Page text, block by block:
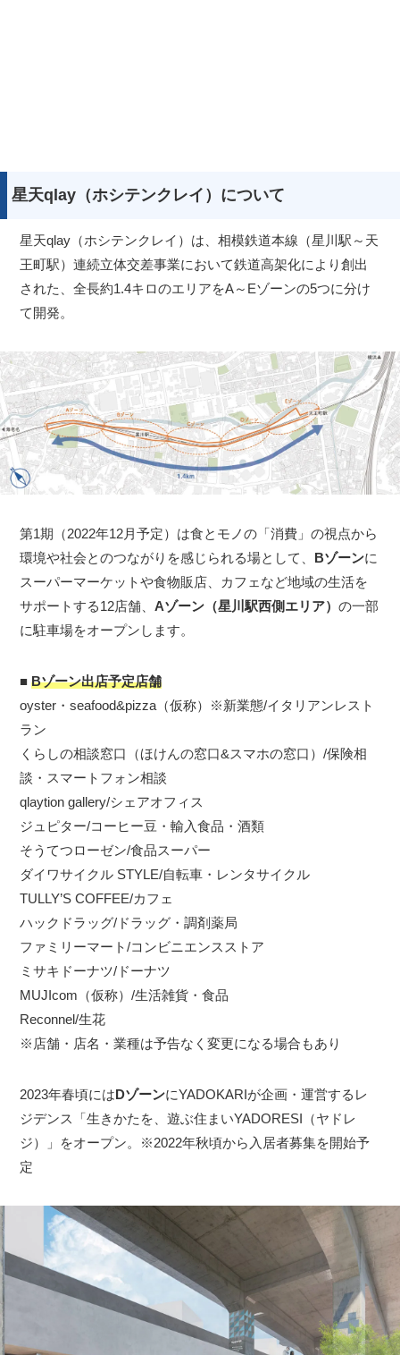
星天qlay（ホシテンクレイ）について
星天qlay（ホシテンクレイ）は、相模鉄道本線（星川駅～天
王町駅）連続立体交差事業において鉄道高架化により創出
された、全長約1.4キロのエリアをA～Eゾーンの5つに分け
て開発。
第1期（2022年12月予定）は食とモノの「消費」の視点から
環境や社会とのつながりを感じられる場として、 Bゾーンに
スーパーマーケットや食物販店、カフェなど地域の生活を
サポートする12店舗、Aゾーン（星川駅西側エリア）の一部
に駐車場をオープンします。
■Bゾーン出店予定店舗
oyster・seafood&pizza（仮称）※新業態/イタリアンレスト
ラン
くらしの相談窓口（ほけんの窓口&スマホの窓口）/保険相
談・スマートフォン相談
qlaytion gallery/シェアオフィス
ジュピター/コーヒー豆・輸入食品・酒類
そうてつローゼン/食品スーパー
ダイワサイクル STYLE/自転車・レンタサイクル
TULLY’S COFFEE/カフェ
ハックドラッグ/ドラッグ・調剤薬局
ファミリーマート/コンビニエンスストア
ミサキドーナツ/ドーナツ
MUJIcom（仮称）/生活雑貨・食品
Reconnel/生花
※店舗・店名・業種は予告なく変更になる場合もあり
2023年春頃にはDゾーンにYADOKARIが企画・運営するレ
ジデンス「生きかたを、遊ぶ住まいYADORESI（ヤドレ
ジ）」をオープン。※2022年秋頃から入居者募集を開始予
定